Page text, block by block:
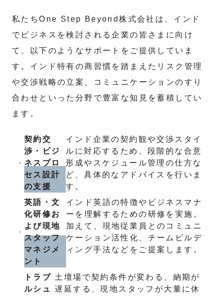
私たちOne Step Beyond株式会社は、インド
でビジネスを検討される企業の皆さまに向け
て、以下のようなサポートをご提供していま
す。インド特有の商習慣を踏まえたリスク管理
や交渉戦略の立案、コミュニケーションのすり
合わせといった分野で豊富な知見を蓄積してい
ます。
契約交
渉・ビジ
ネスプロ
セス設計
の支援
インド企業の契約観や交渉スタイ
ルに対応するため、段階的な合意
形成やスケジュール管理の仕方な
ど、具体的なアドバイスを行いま
す。
英語・文
化研修お
よび現地
スタッフ
マネジメ
ント
インド英語の特徴やビジネスマナ
ーを理解するための研修を実施。
加えて、現地従業員とのコミュニ
ケーション活性化、チームビルデ
ィング手法などをご提案します。
トラブ
ルシュ
土壇場で契約条件が変わる、納期が
遅延する、現地スタッフが大量に休